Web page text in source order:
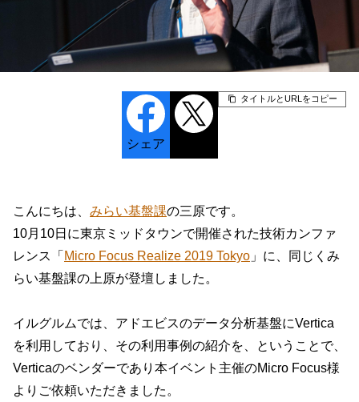
シェア
タイトルとURLをコピー
こんにちは、 みらい基盤課の三原です。
10月10日に東京ミッドタウンで開催された技術カンファ
レンス「 Micro Focus Realize 2019 Tokyo 」に、同じくみ
らい基盤課の上原が登壇しました。
イルグルムでは、アドエビスのデータ分析基盤にVertica
を利用しており、その利用事例の紹介を、ということで、
Verticaのベンダーであり本イベント主催のMicro Focus様
よりご依頼いただきました。